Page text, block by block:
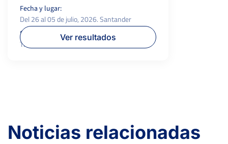
Fecha y lugar:
Del 26 al 05 de julio, 2026. Santander
Superficie:
Tierra
P.campeón:
2.000 €
Ver resultados
Noticias relacionadas